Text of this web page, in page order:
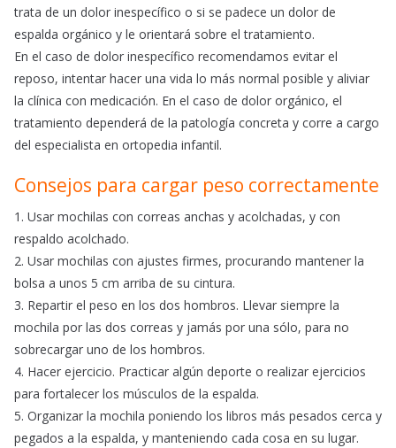
trata de un dolor inespecífico o si se padece un dolor de
espalda orgánico y le orientará sobre el tratamiento.
En el caso de dolor inespecífico recomendamos evitar el
reposo, intentar hacer una vida lo más normal posible y aliviar
la clínica con medicación. En el caso de dolor orgánico, el
tratamiento dependerá de la patología concreta y corre a cargo
del especialista en ortopedia infantil.
Consejos para cargar peso correctamente
1. Usar mochilas con correas anchas y acolchadas, y con
respaldo acolchado.
2. Usar mochilas con ajustes firmes, procurando mantener la
bolsa a unos 5 cm arriba de su cintura.
3. Repartir el peso en los dos hombros. Llevar siempre la
mochila por las dos correas y jamás por una sólo, para no
sobrecargar uno de los hombros.
4. Hacer ejercicio. Practicar algún deporte o realizar ejercicios
para fortalecer los músculos de la espalda.
5. Organizar la mochila poniendo los libros más pesados cerca y
pegados a la espalda, y manteniendo cada cosa en su lugar.